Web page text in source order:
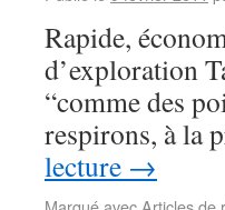
Rapide,
d’exploration
“comme des
respirons, à la
lecture →